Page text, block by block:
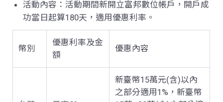
活動內容：活動期間新開立富邦數位帳戶，開戶成
功當日起算180天，適用優惠利率。
幣別
優惠利率及金
額
優惠內容
新臺幣15萬元(含)以內
之部分適用 1% ，新臺幣